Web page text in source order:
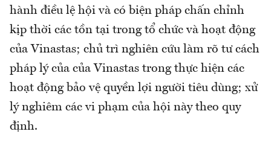
hành điều lệ hội và có biện pháp chấn chỉnh
kịp thời các tồn tại trong tổ chức và hoạt động
của Vinastas; chủ trì nghiên cứu làm rõ tư cách
pháp lý của của Vinastas trong thực hiện các
hoạt động bảo vệ quyền lợi người tiêu dùng; xử
lý nghiêm các vi phạm của hội này theo quy
định.